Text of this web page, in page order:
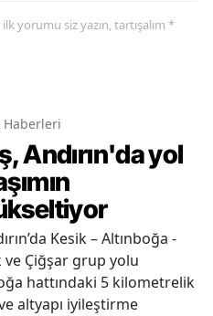
yorumu siz yazın, tartışalım *
Haberleri
Andırın'da yol
Kesik – Altınboğa -
ve Çiğşar grup yolu
hattındaki 5 kilometrelik
altyapı iyileştirme